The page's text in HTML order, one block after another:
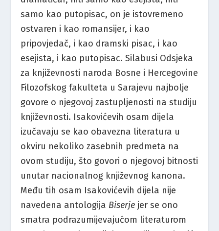
samo kao putopisac, on je istovremeno
ostvaren i kao romansijer, i kao
pripovjedač, i kao dramski pisac, i kao
esejista, i kao putopisac. Silabusi Odsjeka
za književnosti naroda Bosne i Hercegovine
Filozofskog fakulteta u Sarajevu najbolje
govore o njegovoj zastupljenosti na studiju
književnosti. Isakovićevih osam dijela
izučavaju se kao obavezna literatura u
okviru nekoliko zasebnih predmeta na
ovom studiju, što govori o njegovoj bitnosti
unutar nacionalnog književnog kanona.
Među tih osam Isakovićevih dijela nije
navedena antologija Biserje jer se ono
smatra podrazumijevajućom literaturom